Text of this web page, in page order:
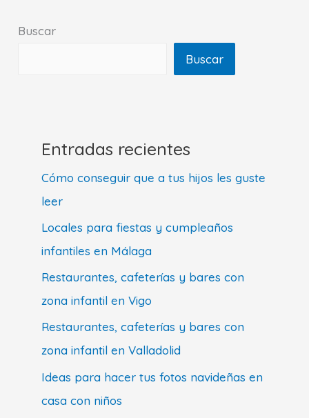
Buscar
Buscar
Entradas recientes
Cómo conseguir que a tus hijos les guste
leer
Locales para fiestas y cumpleaños
infantiles en Málaga
Restaurantes, cafeterías y bares con
zona infantil en Vigo
Restaurantes, cafeterías y bares con
zona infantil en Valladolid
Ideas para hacer tus fotos navideñas en
casa con niños